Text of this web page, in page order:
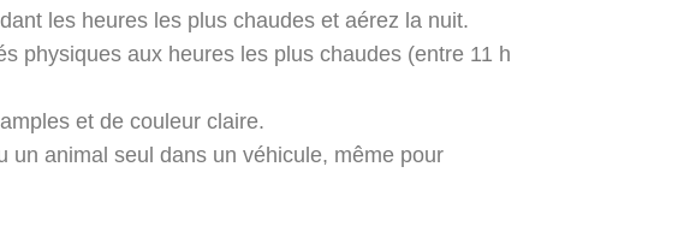
les heures les plus chaudes et aérez la nuit.
physiques aux heures les plus chaudes (entre 11 h
et de couleur claire.
un animal seul dans un véhicule, même pour